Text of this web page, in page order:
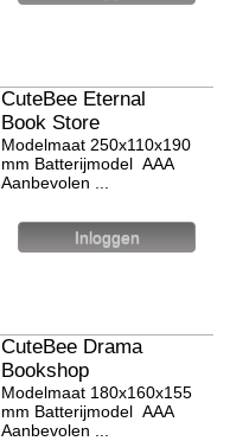
CuteBee Eternal
Book Store
Modelmaat 250х110х190
mm Batterijmodel ААА
Aanbevolen ...
CuteBee Drama
Bookshop
Modelmaat 180х160х155
mm Batterijmodel ААА
Aanbevolen ...